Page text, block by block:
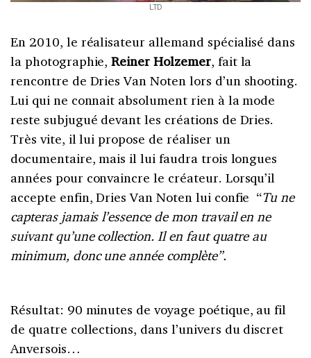
LTD
En 2010, le réalisateur allemand spécialisé dans
la photographie,Reiner Holzemer, fait la
rencontre de Dries Van Noten lors d’un shooting.
Lui qui ne connait absolument rien à la mode
reste subjugué devant les créations de Dries.
Très vite, il lui propose de réaliser un
documentaire, mais il lui faudra trois longues
années pour convaincre le créateur. Lorsqu’il
accepte enfin, Dries Van Noten lui confie “Tu ne
capteras jamais l’essence de mon travail en ne
suivant qu’une collection. Il en faut quatre au
minimum, donc une année complète”.
Résultat: 90 minutes de voyage poétique, au fil
de quatre collections, dans l’univers du discret
Anversois…